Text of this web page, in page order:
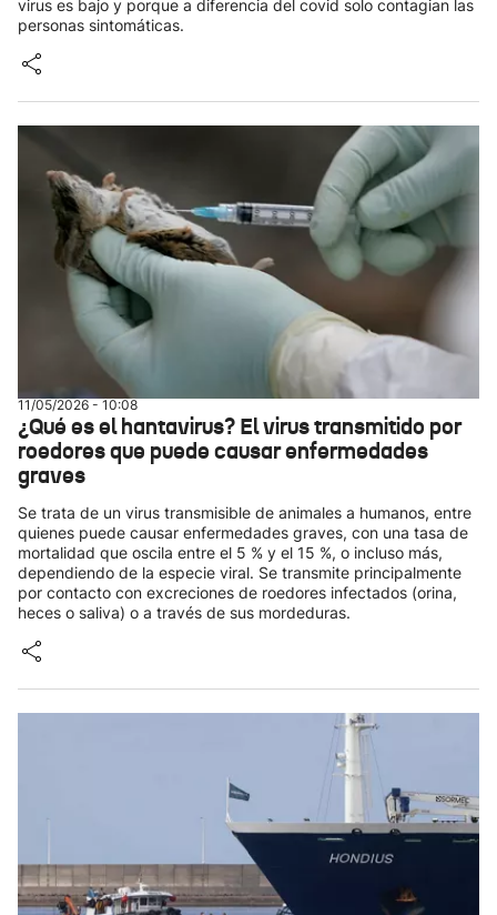
virus es bajo y porque a diferencia del covid solo contagian las
personas sintomáticas.
11/05/2026 - 10:08
¿Qué es el hantavirus? El virus transmitido por
roedores que puede causar enfermedades
graves
Se trata de un virus transmisible de animales a humanos, entre
quienes puede causar enfermedades graves, con una tasa de
mortalidad que oscila entre el 5 % y el 15 %, o incluso más,
dependiendo de la especie viral. Se transmite principalmente
por contacto con excreciones de roedores infectados (orina,
heces o saliva) o a través de sus mordeduras.